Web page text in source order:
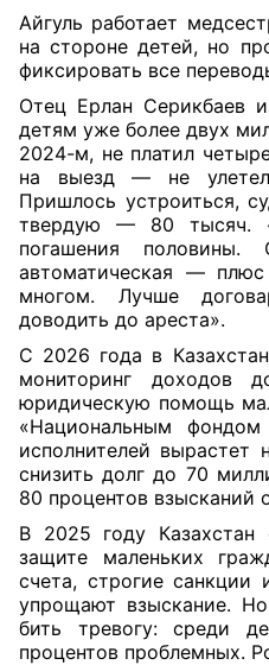
Айгуль работает
на стороне детей, но
фиксировать все
Отец Ерлан Серикбаев
детям уже более двух
2024-м, не платил
на выезд — не
Пришлось устроиться,
твердую — 80 тысяч.
погашения половины.
автоматическая —
многом. Лучше
доводить до ареста».
С 2026 года в
мониторинг доходов
юридическую помощь
«Национальным
исполнителей
снизить долг до 70
80 процентов взысканий
В 2025 году
защите маленьких
счета, строгие санкции
упрощают взыскание.
бить тревогу: среди
процентов проблемных.